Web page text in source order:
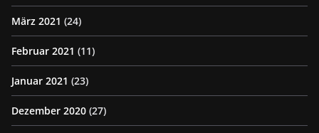
März 2021 (24)
Februar 2021 (11)
Januar 2021 (23)
Dezember 2020 (27)